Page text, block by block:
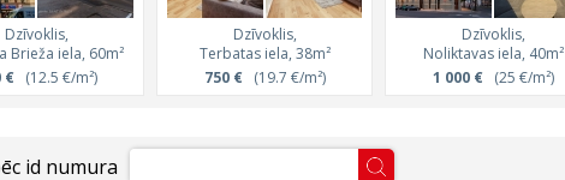
Dzīvoklis,
Brieža iela, 60m²
€(12.5 €/m²)
Dzīvoklis,
Terbatas iela, 38m²
750 €(19.7 €/m²)
Dzīvoklis,
Noliktavas iela, 40m²
1 000 €(25 €/m²)
id numura